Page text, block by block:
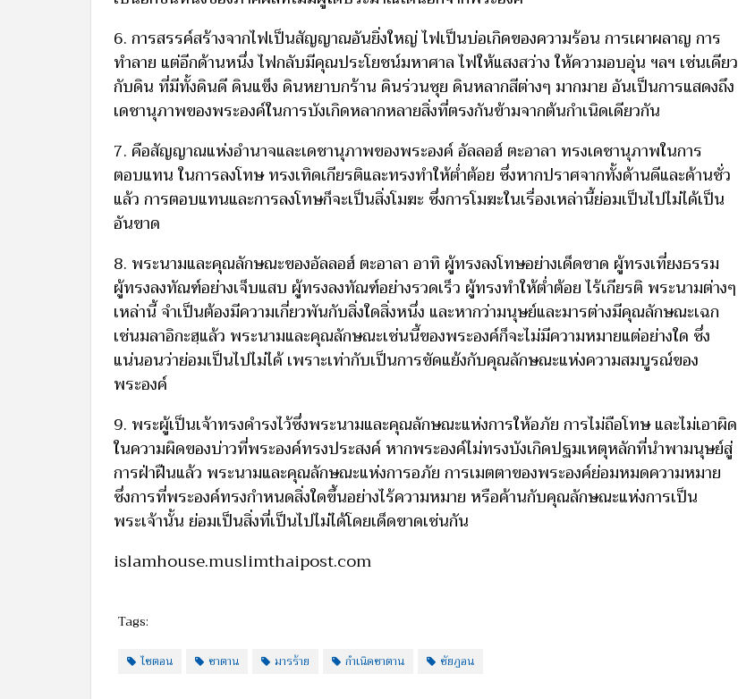
6. การสรรค์สร้างจากไฟเป็นสัญญาณอันยิ่งใหญ่ ไฟเป็นบ่อเกิดของความร้อน การเผาผลาญ การ
ทำลาย แต่อีกด้านหนึ่ง ไฟกลับมีคุณประโยชน์มหาศาล ไฟให้แสงสว่าง ให้ความอบอุ่น ฯลฯ เช่นเดียว
กับดิน ที่มีทั้งดินดี ดินแข็ง ดินหยาบกร้าน ดินร่วนซุย ดินหลากสีต่างๆ มากมาย อันเป็นการแสดงถึง
เดชานุภาพของพระองค์ในการบังเกิดหลากหลายสิ่งที่ตรงกันข้ามจากต้นกำเนิดเดียวกัน
7. คือสัญญาณแห่งอำนาจและเดชานุภาพของพระองค์ อัลลอฮ์ ตะอาลา ทรงเดชานุภาพในการ
ตอบแทน ในการลงโทษ ทรงเทิดเกียรติและทรงทำให้ต่ำต้อย ซึ่งหากปราศจากทั้งด้านดีและด้านชั่ว
แล้ว การตอบแทนและการลงโทษก็จะเป็นสิ่งโมฆะ ซึ่งการโมฆะในเรื่องเหล่านี้ย่อมเป็นไปไม่ได้เป็น
อันขาด
8. พระนามและคุณลักษณะของอัลลอฮ์ ตะอาลา อาทิ ผู้ทรงลงโทษอย่างเด็ดขาด ผู้ทรงเที่ยงธรรม
ผู้ทรงลงทัณฑ์อย่างเจ็บแสบ ผู้ทรงลงทัณฑ์อย่างรวดเร็ว ผู้ทรงทำให้ต่ำต้อย ไร้เกียรติ พระนามต่างๆ
เหล่านี้ จำเป็นต้องมีความเกี่ยวพันกับสิ่งใดสิ่งหนึ่ง และหากว่ามนุษย์และมารต่างมีคุณลักษณะเฉก
เช่นมลาอิกะฮฺแล้ว พระนามและคุณลักษณะเช่นนี้ของพระองค์ก็จะไม่มีความหมายแต่อย่างใด ซึ่ง
แน่นอนว่าย่อมเป็นไปไม่ได้ เพราะเท่ากับเป็นการขัดแย้งกับคุณลักษณะแห่งความสมบูรณ์ของ
พระองค์
9. พระผู้เป็นเจ้าทรงดำรงไว้ซึ่งพระนามและคุณลักษณะแห่งการให้อภัย การไม่ถือโทษ และไม่เอาผิด
ในความผิดของบ่าวที่พระองค์ทรงประสงค์ หากพระองค์ไม่ทรงบังเกิดปฐมเหตุหลักที่นำพามนุษย์สู่
การฝ่าฝืนแล้ว พระนามและคุณลักษณะแห่งการอภัย การเมตตาของพระองค์ย่อมหมดความหมาย
ซึ่งการที่พระองค์ทรงกำหนดสิ่งใดขึ้นอย่างไร้ความหมาย หรือค้านกับคุณลักษณะแห่งการเป็น
พระเจ้านั้น ย่อมเป็นสิ่งที่เป็นไปไม่ได้โดยเด็ดขาดเช่นกัน
islamhouse.muslimthaipost.com
Tags:
ไซตอน ซาตาน มารร้าย กำเนิดซาตาน ชัยฏอน